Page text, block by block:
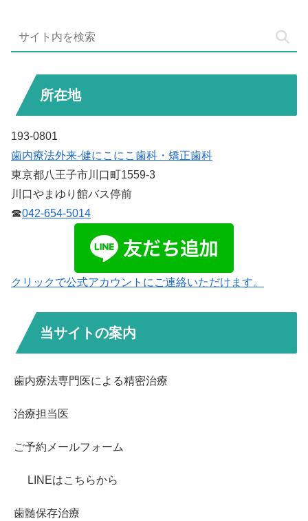
所在地
193-0801
歯内療法外来-健にこにこ歯科・矯正歯科
東京都八王子市川口町1559-3
川口やまゆり館バス停前
☎042-654-5014
クリックで公式アカウントにご連絡いただけます。
当サイトの案内
歯内療法専門医による精密治療
治療担当医
ご予約メールフォーム
LINEはこちらから
歯髄保存治療